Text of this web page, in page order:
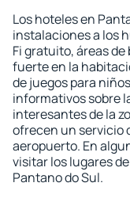
Los hoteles en
instalaciones a los
Fi gratuito, áreas
fuerte en la
de juegos para
informativos sobre
interesantes de la
ofrecen un servicio
aeropuerto. En
visitar los lugares
Pantano do Sul.